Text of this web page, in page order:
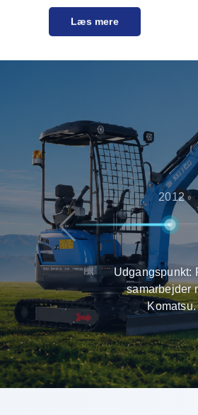
agenter rundt om i
2012
Udgangspunkt:
samarbejder
Komatsu.